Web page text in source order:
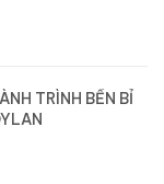
TRÌNH BỀN BỈ